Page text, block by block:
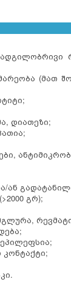
(მათ
დიათეზი;
გრ);